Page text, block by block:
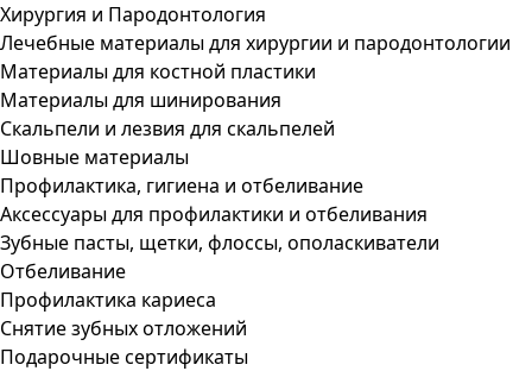
Хирургия и Пародонтология
Лечебные материалы для хирургии и пародонтологии
Материалы для костной пластики
Материалы для шинирования
Скальпели и лезвия для скальпелей
Шовные материалы
Профилактика, гигиена и отбеливание
Аксессуары для профилактики и отбеливания
Зубные пасты, щетки, флоссы, ополаскиватели
Отбеливание
Профилактика кариеса
Снятие зубных отложений
Подарочные сертификаты